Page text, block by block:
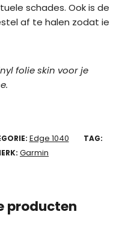
schades. Ook is de
af te halen zodat ie
folie skin voor je
Edge 1040 TAG:
Garmin
producten